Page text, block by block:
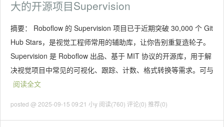
大的开源项目Supervision
摘要： Roboflow 的 Supervision 项目已于近期突破 30,000 个 Git
Hub Stars，是视觉工程师常用的辅助库，让你告别重复造轮子。
Supervision 是 Roboflow 出品、基于 MIT 协议的开源库，用于解
决视觉项目中常见的可视化、跟踪、计数、格式转换等需求。可与
阅读全文
posted @ 2025-09-15 09:21 小y 阅读(760) 评论(0) 推荐(0)